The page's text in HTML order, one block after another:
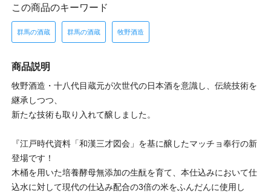
この商品のキーワード
群馬の酒蔵 群馬の酒蔵 牧野酒造
商品説明
牧野酒造・十八代目蔵元が次世代の日本酒を意識し、伝統技術を
継承しつつ、
新たな技術も取り入れて醸しました。
『江戸時代資料「和漢三才図会」を基に醸したマッチョ奉行の新
登場です！
木桶を用いた培養酵母無添加の生酛を育て、本仕込みにおいて仕
込水に対して現代の仕込み配合の3倍の米をふんだんに使用し